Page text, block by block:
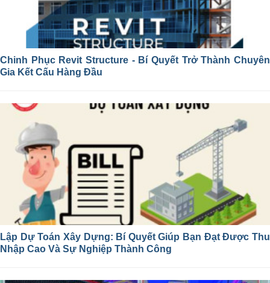
Chinh Phục Revit Structure - Bí Quyết Trở Thành Chuyên
Gia Kết Cấu Hàng Đầu
Lập Dự Toán Xây Dựng: Bí Quyết Giúp Bạn Đạt Được Thu
Nhập Cao Và Sự Nghiệp Thành Công